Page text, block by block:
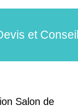
et
Salon de